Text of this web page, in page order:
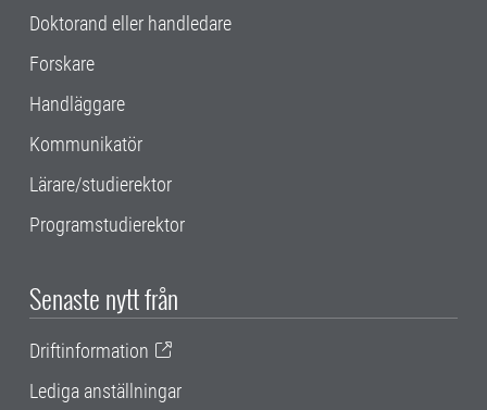
Doktorand eller handledare
Forskare
Handläggare
Kommunikatör
Lärare/studierektor
Programstudierektor
Senaste nytt från
Driftinformation
Lediga anställningar